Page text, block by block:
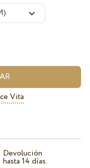
Vita
Devolución
hasta 14 días.